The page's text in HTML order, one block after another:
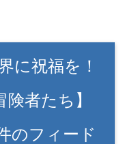
に祝福を！
者たち】
のフィード